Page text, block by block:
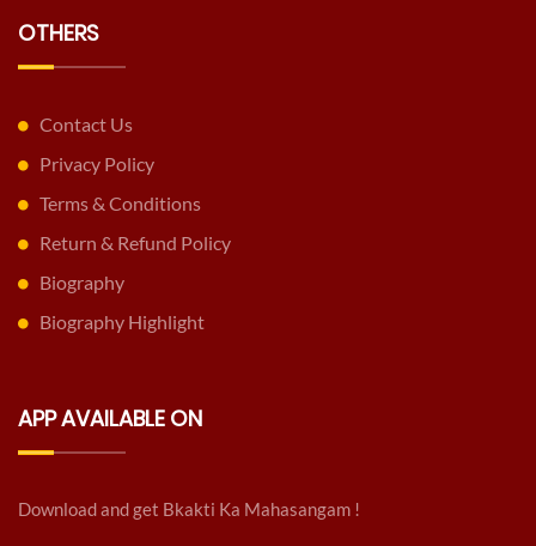
OTHERS
Contact Us
Privacy Policy
Terms & Conditions
Return & Refund Policy
Biography
Biography Highlight
APP AVAILABLE ON
Download and get Bkakti Ka Mahasangam !